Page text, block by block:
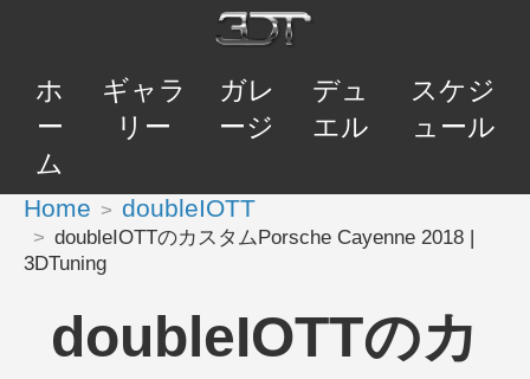
ホ
ー
ム
ギャラ
リー
ガレ
ージ
デュ
エル
スケジ
ュール
Home doubleIOTT
doubleIOTTのカスタムPorsche Cayenne 2018 |
3DTuning
doubleIOTTのカ